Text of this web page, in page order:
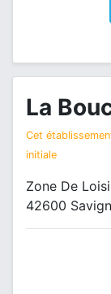
La
Cet
initiale
Zone De
42600